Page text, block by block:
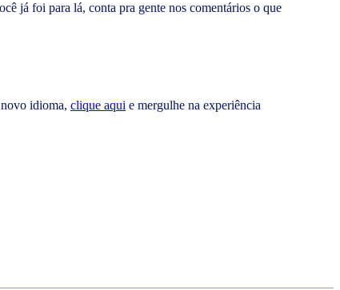
já foi para lá, conta pra gente nos comentários o que
idioma, clique aqui e mergulhe na experiência